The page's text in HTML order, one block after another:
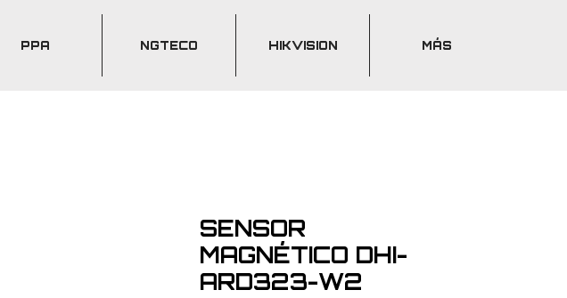
PPA NGTECO HIKVISION MÁS
SENSOR
MAGNÉTICO DHI-
ARD323-W2